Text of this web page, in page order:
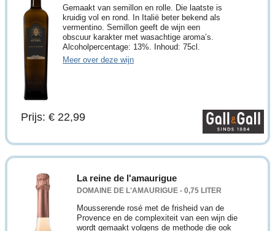
Gemaakt van semillon en rolle. Die laatste is
kruidig vol en rond. In Italië beter bekend als
vermentino. Semillon geeft de wijn een
obscuur karakter met wasachtige aroma’s.
Alcoholpercentage: 13%. Inhoud: 75cl.
Meer over deze wijn
Prijs: € 22,99
La reine de l'amaurigue
DOMAINE DE L'AMAURIGUE - 0,75 LITER
Mousserende rosé met de frisheid van de
Provence en de complexiteit van een wijn die
wordt gemaakt volgens de methode die ook